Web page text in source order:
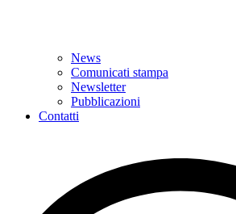
News
Comunicati stampa
Newsletter
Pubblicazioni
Contatti